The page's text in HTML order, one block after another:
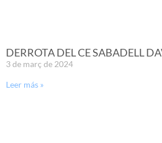
DERROTA DEL CE SABADELL
3 de març de 2024
Leer más »